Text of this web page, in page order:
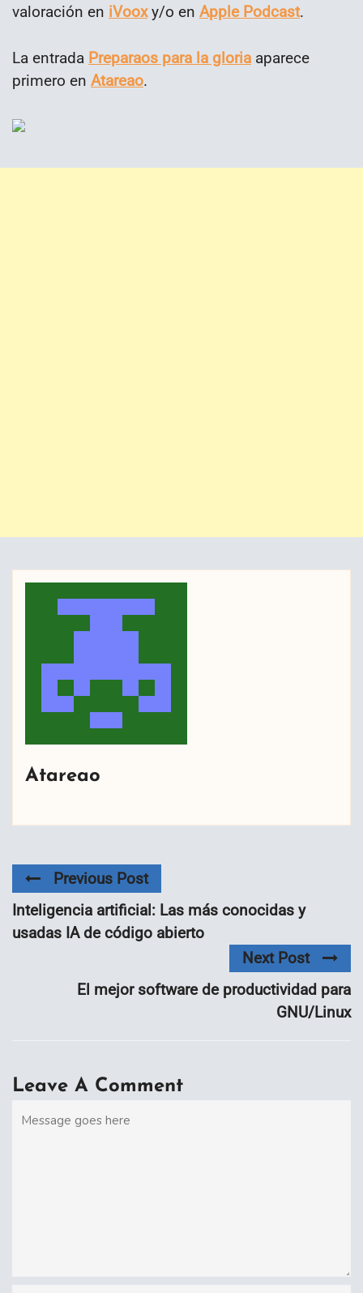
valoración en iVooxy/o en Apple Podcast.
La entrada Preparaos para la gloria aparece
primero en Atareao.
Atareao
Previous Post
Inteligencia artificial: Las más conocidas y
usadas IA de código abierto
Next Post
El mejor software de productividad para
GNU/Linux
Leave A Comment